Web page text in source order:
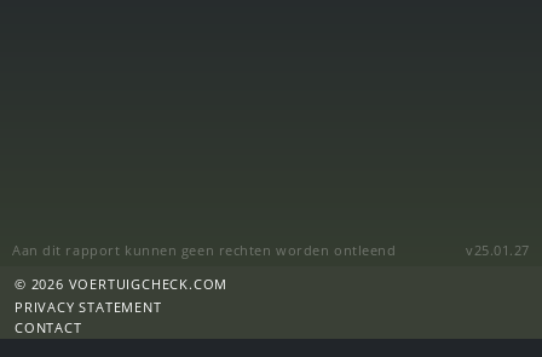
Aan dit rapport kunnen geen rechten worden ontleend
v25.01.27
© 2026 VOERTUIGCHECK.COM
PRIVACY STATEMENT
CONTACT